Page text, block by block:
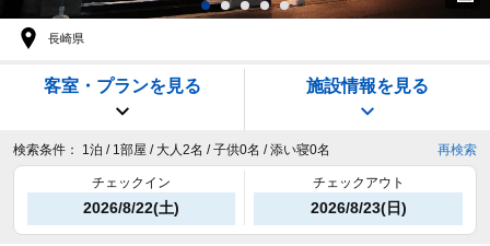
長崎県
客室・プランを見る 施設情報を見る
検索条件： 1泊 / 1部屋 / 大人2名 / 子供0名 / 添い寝0名 再検索
チェックイン
2026/8/22(土)
チェックアウト
2026/8/23(日)